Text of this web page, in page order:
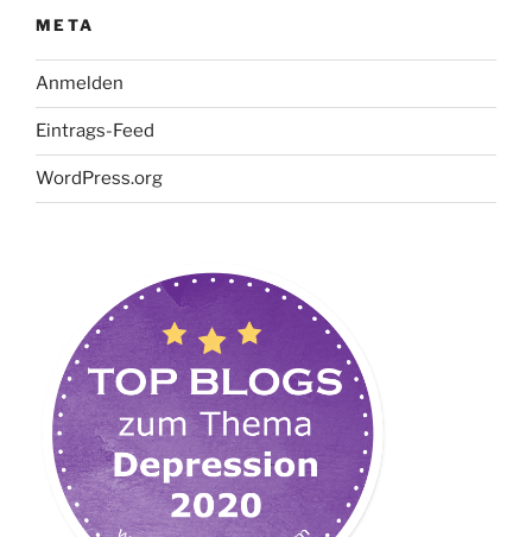
META
Anmelden
Eintrags-Feed
WordPress.org